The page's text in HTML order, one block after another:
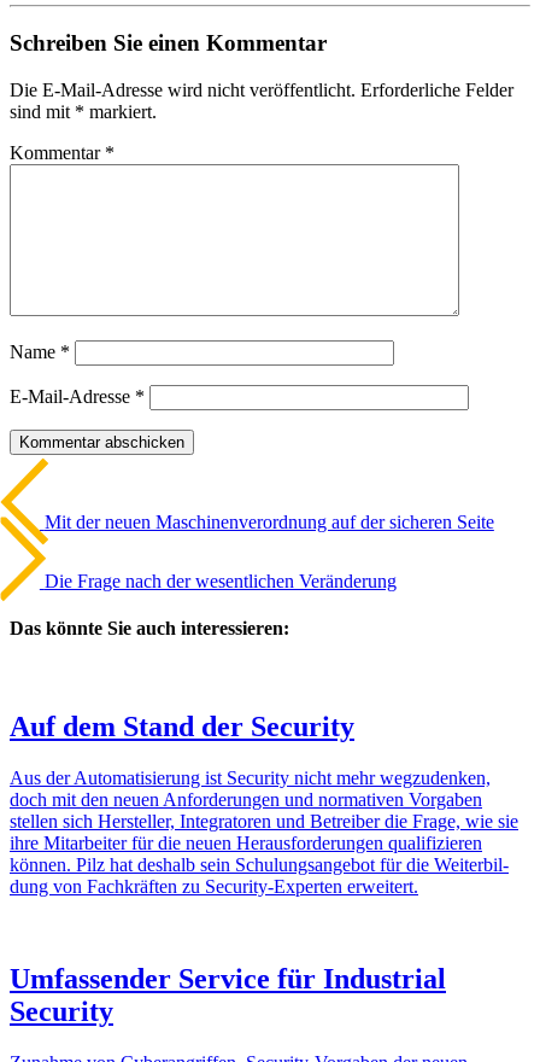
Schreiben Sie einen Kommentar
Die E-Mail-Adresse wird nicht veröffentlicht. Erforderliche Felder
sind mit * markiert.
Kommentar *
Name *
E-Mail-Adresse *
Beitrags-
Navigation
Mit der neuen Maschi­nen­ver­ord­nung auf der sicheren Seite
Nächster
Artikel
Die Frage nach der wesent­li­chen Verän­de­rung
Das könnte Sie auch interessieren:
Auf dem Stand der Security
Aus der Auto­ma­ti­sie­rung ist Security nicht mehr wegzu­denken,
doch mit den neuen Anfor­de­rungen und norma­tiven Vorgaben
stellen sich Hersteller, Inte­gra­toren und Betreiber die Frage, wie sie
ihre Mitar­beiter für die neuen Heraus­for­de­rungen quali­fi­zieren
können. Pilz hat deshalb sein Schu­lungs­an­gebot für die Weiter­bil­
dung von Fach­kräften zu Security-Experten erwei­tert.
Umfas­sender Service für Indus­trial
Security